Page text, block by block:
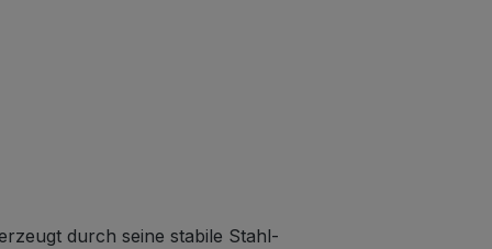
durch seine stabile Stahl-